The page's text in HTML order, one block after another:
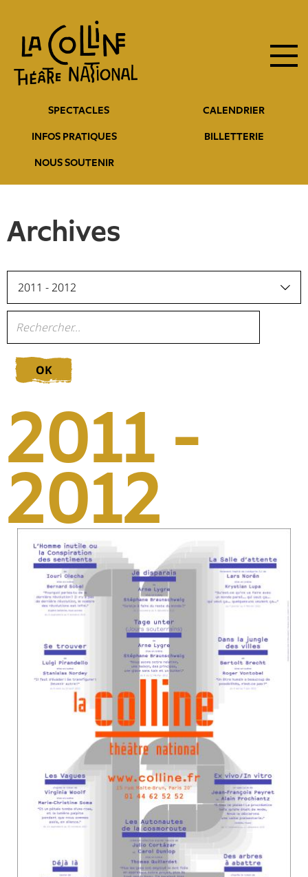
contenu
principal
entête
SPECTACLES CALENDRIER
INFOS PRATIQUES BILLETTERIE
NOUS SOUTENIR
principale
Archives
2011 - 2012
OK
2011 -
2012